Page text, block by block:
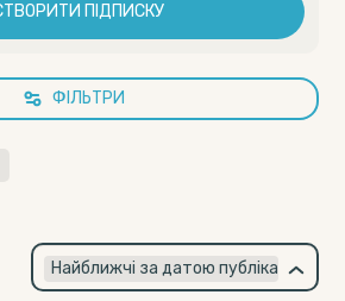
ПІДПИСКУ
ФІЛЬТРИ
×
Найближчі за датою публікації